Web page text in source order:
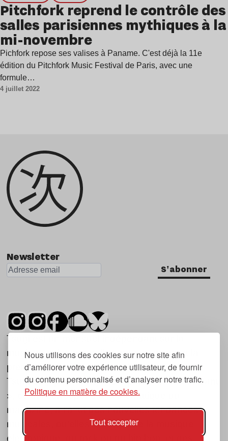
Nous utilisons des cookies sur notre site afin
d’améliorer votre expérience utilisateur, de fournir
du contenu personnalisé et d’analyser notre trafic.
Politique en matière de cookies.
Tout accepter
Pitchfork reprend le contrôle des
salles parisiennes mythiques à la
mi-novembre
Pichfork repose ses valises à Paname. C'est déjà la 11e
édition du Pitchfork Music Festival de Paris, avec une
formule…
4 juillet 2022
Newsletter
S'abonner
Tsugi est un mensuel indépendant sur la
musique et les nouvelles tendances, dont la
première parution date de 2007.
Tsugi en japonais signifie « prochain », « suivant
», ce qui correspond à la thématique du
magazine, à l’affût des nouvelles tendances
musicales, qu’elles viennent de la musique
électronique, du rock ou du hip hop, et des